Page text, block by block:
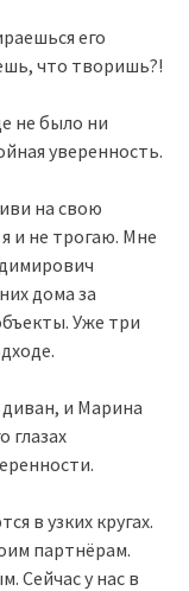
его
что творишь?!
не было ни
уверенность.
на свою
и не трогаю. Мне
дома за
Уже три
и Марина
глазах
в узких кругах.
партнёрам.
Сейчас у нас в